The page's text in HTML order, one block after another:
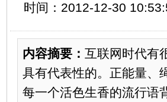
时间：2012-12-30
内容摘要： 互联网时代有
具有代表性的。正能量
每一个活色生香的流行语